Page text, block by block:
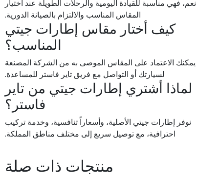
نعم، فهي مناسبة للقيادة اليومية والرحلات الطويلة عند اختيار
المقاس المناسب والالتزام بالصيانة الدورية.
كيف أختار مقاس إطارات جيتي
المناسب؟
يمكنك الاعتماد على المقاس الموصى به من الشركة المصنعة
لسيارتك أو التواصل مع فريق تاير فاستر للمساعدة.
لماذا أشتري إطارات جيتي من تاير
فاستر؟
نوفر إطارات جيتي الأصلية، وأسعاراً تنافسية، وخدمة تركيب
احترافية، مع توصيل سريع إلى مختلف مناطق المملكة.
منتجات ذات صلة